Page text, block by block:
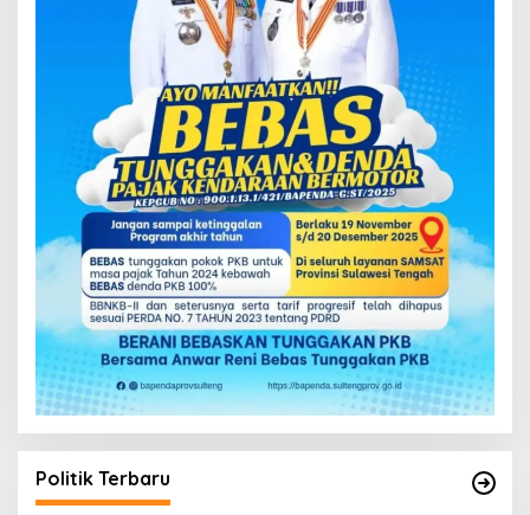
Politik Terbaru